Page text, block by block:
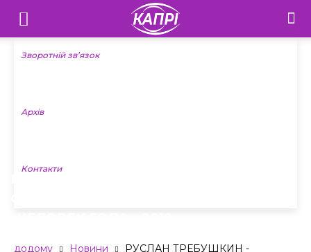
Телебачення
«Капрі»
Новини
Зворотній зв’язок
Архів
Контакти
додому Новини
РУСЛАН ТРЕБУШКИН -